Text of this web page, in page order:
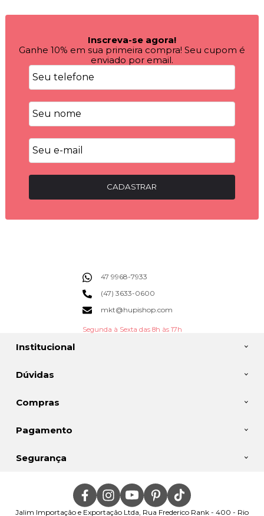
Inscreva-se agora!
Ganhe 10% em sua primeira compra! Seu cupom é
enviado por email.
CADASTRAR
Institucional
Dúvidas
Compras
47 9968-7933
(47) 3633-0600
mkt@hupishop.com
Segunda à Sexta das 8h às 17h
Pagamento
Segurança
Jalim Importação e Exportação Ltda, Rua Frederico Rank - 400 - Rio